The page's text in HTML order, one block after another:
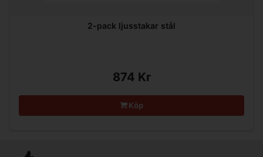
2-pack ljusstakar stål
874 Kr
Köp